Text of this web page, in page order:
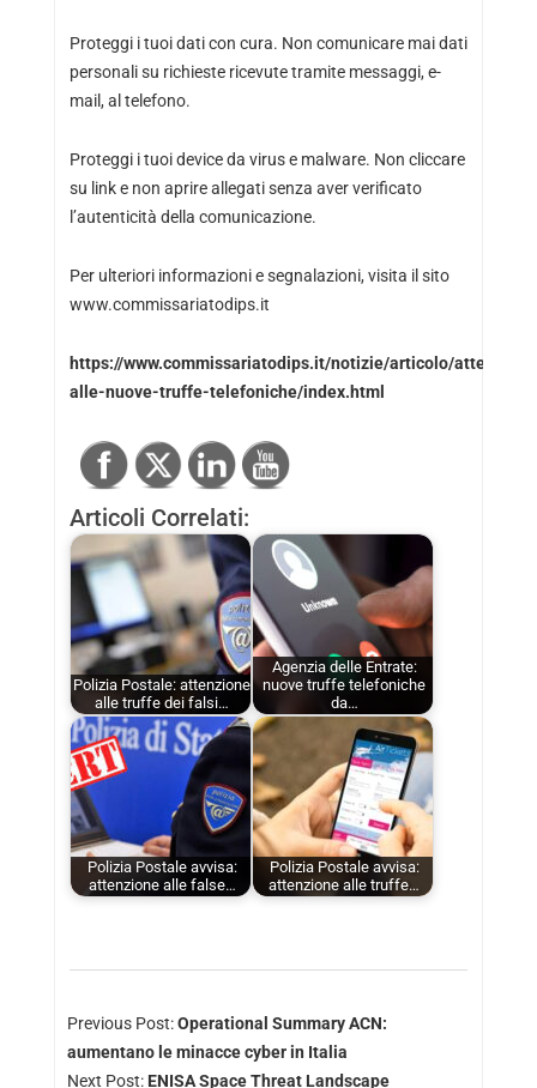
Proteggi i tuoi dati con cura. Non comunicare mai dati
personali su richieste ricevute tramite messaggi, e-
mail, al telefono.
Proteggi i tuoi device da virus e malware. Non cliccare
su link e non aprire allegati senza aver verificato
l’autenticità della comunicazione.
Per ulteriori informazioni e segnalazioni, visita il sito
www.commissariatodips.it
https://www.commissariatodips.it/notizie/articolo/
alle-nuove-truffe-telefoniche/index.html
Articoli Correlati:
Polizia Postale: attenzione
alle truffe dei falsi…
Agenzia delle Entrate:
nuove truffe telefoniche
da…
Polizia Postale avvisa:
attenzione alle false…
Polizia Postale avvisa:
attenzione alle truffe…
Previous Post:Operational Summary ACN:
aumentano le minacce cyber in Italia
Next Post: ENISA Space Threat Landscape